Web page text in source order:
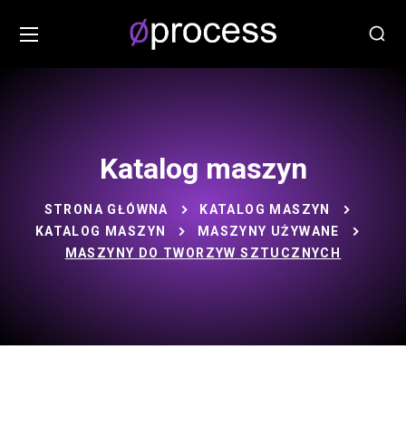
Katalog maszyn
STRONA GŁÓWNA
KATALOG MASZYN
KATALOG MASZYN
MASZYNY UŻYWANE
MASZYNY DO TWORZYW SZTUCZNYCH